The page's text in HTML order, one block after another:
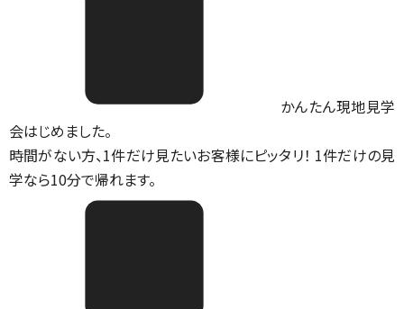
かんたん現地見学
会はじめました。
時間がない方、1件だけ見たいお客様にピッタリ！ 1件だけの見
学なら10分で帰れます。